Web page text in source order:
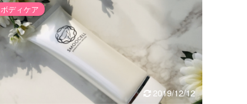
2019/12/12
ボディケア